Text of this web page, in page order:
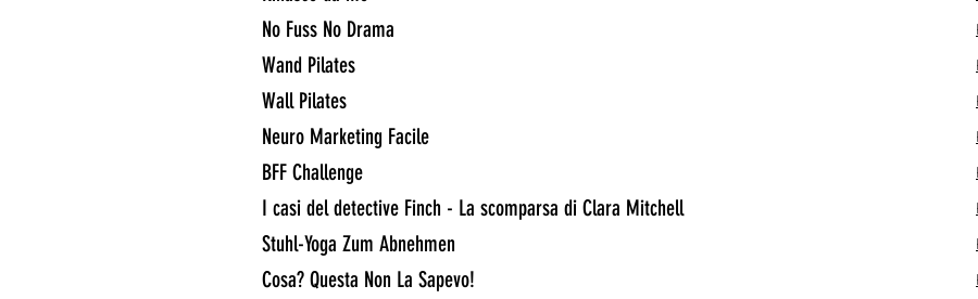
No Fuss No Drama
Wand Pilates
Wall Pilates
Neuro Marketing Facile
BFF Challenge
I casi del detective Finch - La scomparsa di Clara Mitchell
Stuhl-Yoga Zum Abnehmen
Cosa? Questa Non La Sapevo!